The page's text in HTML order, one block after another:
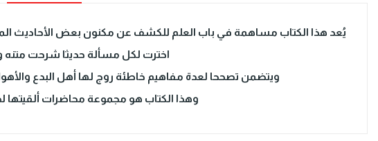
يُعد هذا الكتاب مساهمة في باب العلم للكشف عن مكنون بعض الأحاديث
اخترت لكل مسألة حديثا شرحت
ويتضمن تصححا لعدة مفاهيم خاطئة روج لها أهل البدع
وهذا الكتاب هو مجموعة محاضرات ألقيتها